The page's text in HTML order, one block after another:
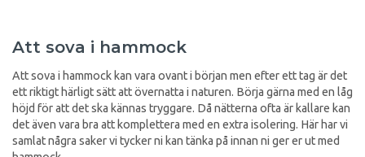
Att sova i hammock
Att sova i hammock kan vara ovant i början men efter ett tag är det
ett riktigt härligt sätt att övernatta i naturen. Börja gärna med en låg
höjd för att det ska kännas tryggare. Då nätterna ofta är kallare kan
det även vara bra att komplettera med en extra isolering. Här har vi
samlat några saker vi tycker ni kan tänka på innan ni ger er ut med